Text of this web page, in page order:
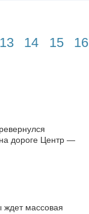
13 14 15 16
дороге Центр —
ждет массовая